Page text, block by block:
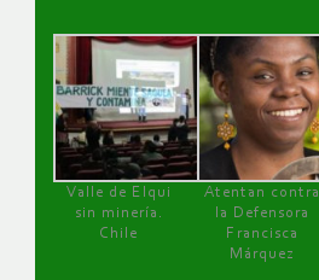
Valle de Elqui
sin minería.
Chile
Atentan contra
la Defensora
Francisca
Márquez